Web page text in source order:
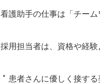
看護助手の仕事は「チー
採用担当者は、資格や経験
患者さんに優しく接する